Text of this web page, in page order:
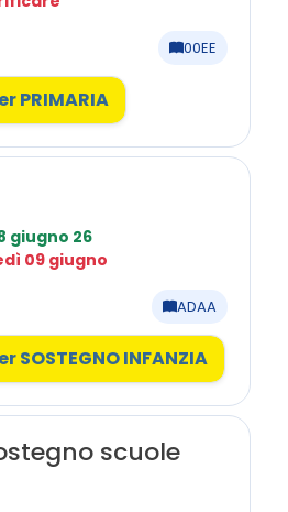
00EE
PRIMARIA
giugno 26
09 giugno
ADAA
SOSTEGNO INFANZIA
scuole